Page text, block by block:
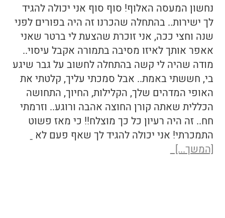
נחשון המעסה האלוף! סוף סוף אני יכולה להגיד
לך ישירות.. בהתחלה שהכרנו זה היה בפורים לפני
שנה וחצי ככה, אני זוכרת שהצעת לי ברטר שאני
אאפר אותך לאיזו מסיבה בתמורה אקבל עיסוי..
מודה שהיה לי קשה בהתחלה לחשוב על גבר שיגע
בי, חששתי באמת.. אבל סמכתי עליך, קלטתי את
האופי המדהים שלך, הקלילות, החיוך, התחושה
הכללית שאתה קורן החוצה אהבה ורוגע.. וזרמתי
חח.. זה היה רעיון כל כך מוצלח!! כי מאז פשוט
התמכרתי! אני יכולה להגיד לך שאף פעם לא
[המשך...]